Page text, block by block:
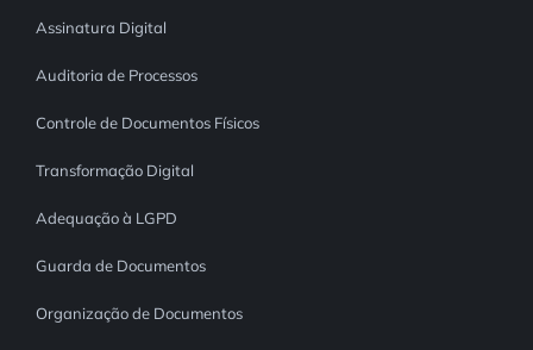
Assinatura Digital
Auditoria de Processos
Controle de Documentos Físicos
Transformação Digital
Adequação à LGPD
Guarda de Documentos
Organização de Documentos